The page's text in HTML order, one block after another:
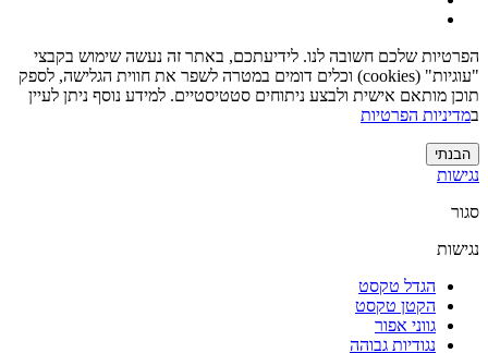
הפרטיות שלכם חשובה לנו. לידיעתכם, באתר זה נעשה שימוש בקבצי
"עוגיות" (cookies) וכלים דומים במטרה לשפר את חווית הגלישה, לספק
תוכן מותאם אישית ולבצע ניתוחים סטטיסטיים. למידע נוסף ניתן לעיין
במדיניות הפרטיות
הבנתי
נגישות
סגור
נגישות
הגדל טקסט
הקטן טקסט
גווני אפור
נגודיות גבוהה